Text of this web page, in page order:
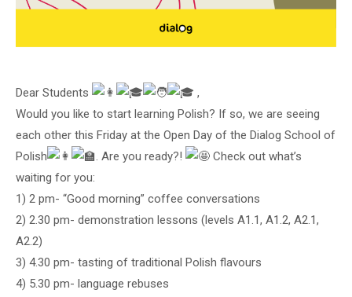
Dear Students
,
Would you like to start learning Polish? If so, we are seeing
each other this Friday at the Open Day of the Dialog School of
Polish
. Are you ready?!
Check out what’s
waiting for you:
1) 2 pm- “Good morning” coffee conversations
2) 2.30 pm- demonstration lessons (levels A1.1, A1.2, A2.1,
A2.2)
3) 4.30 pm- tasting of traditional Polish flavours
4) 5.30 pm- language rebuses